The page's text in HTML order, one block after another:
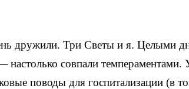
дружили. Три Светы и я. Целыми
настолько совпали темпераментами.
поводы для госпитализации (в